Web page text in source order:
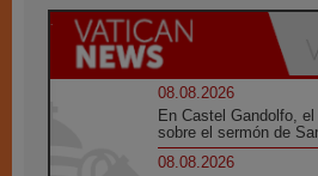
08.08.2026
En Castel Gandolfo,
sobre el sermón de
08.08.2026